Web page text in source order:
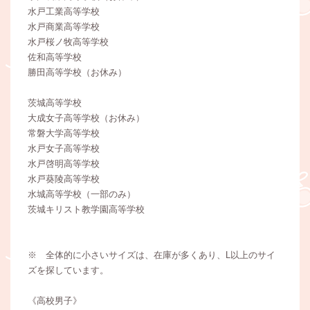
水戸工業高等学校
水戸商業高等学校
水戸桜ノ牧高等学校
佐和高等学校
勝田高等学校（お休み）
茨城高等学校
大成女子高等学校（お休み）
常磐大学高等学校
水戸女子高等学校
水戸啓明高等学校
水戸葵陵高等学校
水城高等学校（一部のみ）
茨城キリスト教学園高等学校
※ 全体的に小さいサイズは、在庫が多くあり、L以上のサイ
ズを探しています。
《高校男子》